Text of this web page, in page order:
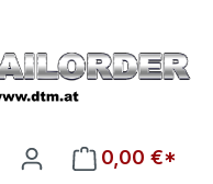
hast 0 Produkte auf
0,00 €*